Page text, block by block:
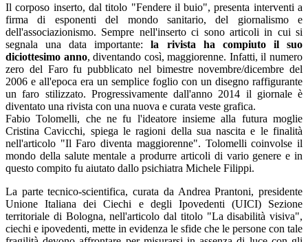
Il corposo inserto, dal titolo "Fendere il buio", presenta interventi a
firma di esponenti del mondo sanitario, del giornalismo e
dell'associazionismo. Sempre nell'inserto ci sono articoli in cui si
segnala una data importante:la rivista ha compiuto il suo
diciottesimo anno, diventando così, maggiorenne. Infatti, il numero
zero del Faro fu pubblicato nel bimestre novembre/dicembre del
2006 e all'epoca era un semplice foglio con un disegno raffigurante
un faro stilizzato. Progressivamente dall'anno 2014 il giornale è
diventato una rivista con una nuova e curata veste grafica.
Fabio Tolomelli, che ne fu l'ideatore insieme alla futura moglie
Cristina Cavicchi, spiega le ragioni della sua nascita e le finalità
nell'articolo "Il Faro diventa maggiorenne". Tolomelli coinvolse il
mondo della salute mentale a produrre articoli di vario genere e in
questo compito fu aiutato dallo psichiatra Michele Filippi.
La parte tecnico-scientifica, curata da Andrea Prantoni, presidente
Unione Italiana dei Ciechi e degli Ipovedenti (UICI) Sezione
territoriale di Bologna, nell'articolo dal titolo "La disabilità visiva",
ciechi e ipovedenti, mette in evidenza le sfide che le persone con tale